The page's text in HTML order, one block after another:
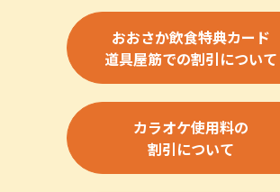
おおさか飲食特典カード
道具屋筋での割引について
カラオケ使用料の
割引について